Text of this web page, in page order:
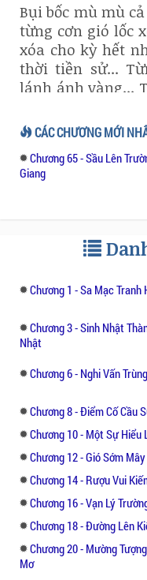
Bụi bốc mù mù
từng cơn gió lốc
xóa cho kỳ hết
thời tiền sử...
lánh ánh vàng...
của lạc đà
sa mạc biên
mà cực kỳ hùng
khói, nhiều
lần gom lại,
Họ là động vật
vùng đất chết,
một người nào
của chính giới
hữu...
Họ đã từ những
có những
thành tích họ đã
hôi, bằng kinh
mạo hiểm và
báu trong đời
hùng trong thế
cùng trải
chốn giang hồ
CÁC CHƯƠNG MỚI
Chương 65 - Sầu Lên
Giang
Chương 1 - Sa Mạc Tranh
Chương 3 - Sinh Nhật
Nhật
Chương 6 - Nghi Vấn
Chương 8 - Điểm Cố Cầu
Chương 10 - Một Sự Hiểu
Chương 12 - Gió Sớm
Chương 14 - Rượu Vui
Chương 16 - Vạn Lý
Chương 18 - Đường Lên
Chương 20 - Mường
Mơ